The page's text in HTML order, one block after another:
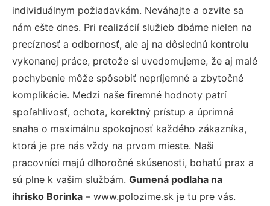
individuálnym požiadavkám. Neváhajte a ozvite sa
nám ešte dnes. Pri realizácií služieb dbáme nielen na
precíznosť a odbornosť, ale aj na dôslednú kontrolu
vykonanej práce, pretože si uvedomujeme, že aj malé
pochybenie môže spôsobiť nepríjemné a zbytočné
komplikácie. Medzi naše firemné hodnoty patrí
spoľahlivosť, ochota, korektný prístup a úprimná
snaha o maximálnu spokojnosť každého zákazníka,
ktorá je pre nás vždy na prvom mieste. Naši
pracovníci majú dlhoročné skúsenosti, bohatú prax a
sú plne k vašim službám. Gumená podlaha na
ihrisko Borinka – www.polozime.sk je tu pre vás.